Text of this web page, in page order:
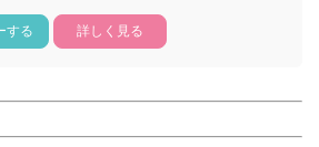
する 詳しく見る